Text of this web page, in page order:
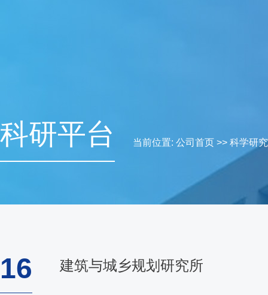
科研平台 当前位置: 公司首页 >> 科学研究
16 建筑与城乡规划研究所